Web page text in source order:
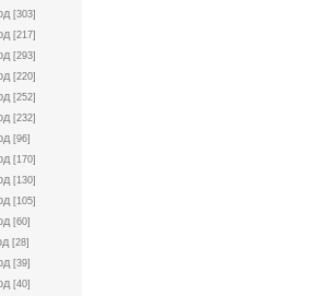
[303]
[217]
[293]
[220]
[252]
[232]
[96]
[170]
[130]
[105]
[60]
[28]
[39]
[40]